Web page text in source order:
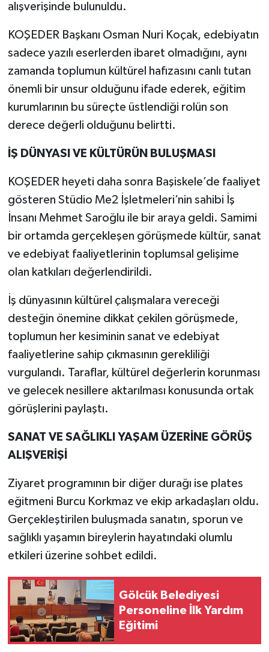
alışverişinde bulunuldu.
KOŞEDER Başkanı Osman Nuri Koçak, edebiyatın
sadece yazılı eserlerden ibaret olmadığını, aynı
zamanda toplumun kültürel hafızasını canlı tutan
önemli bir unsur olduğunu ifade ederek, eğitim
kurumlarının bu süreçte üstlendiği rolün son
derece değerli olduğunu belirtti.
İŞ DÜNYASI VE KÜLTÜRÜN BULUŞMASI
KOŞEDER heyeti daha sonra Başiskele’de faaliyet
gösteren Stüdio Me2 İşletmeleri’nin sahibi İş
İnsanı Mehmet Saroğlu ile bir araya geldi. Samimi
bir ortamda gerçekleşen görüşmede kültür, sanat
ve edebiyat faaliyetlerinin toplumsal gelişime
olan katkıları değerlendirildi.
İş dünyasının kültürel çalışmalara vereceği
desteğin önemine dikkat çekilen görüşmede,
toplumun her kesiminin sanat ve edebiyat
faaliyetlerine sahip çıkmasının gerekliliği
vurgulandı. Taraflar, kültürel değerlerin korunması
ve gelecek nesillere aktarılması konusunda ortak
görüşlerini paylaştı.
SANAT VE SAĞLIKLI YAŞAM ÜZERİNE GÖRÜŞ
ALIŞVERİŞİ
Ziyaret programının bir diğer durağı ise plates
eğitmeni Burcu Korkmaz ve ekip arkadaşları oldu.
Gerçekleştirilen buluşmada sanatın, sporun ve
sağlıklı yaşamın bireylerin hayatındaki olumlu
etkileri üzerine sohbet edildi.
Gölcük Belediyesi
Personeline İlk Yardım
Eğitimi